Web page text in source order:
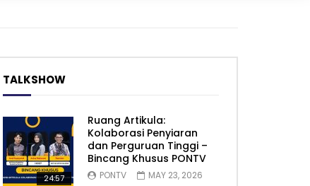
TALKSHOW
24:57
Ruang Artikula:
Kolaborasi Penyiaran
dan Perguruan Tinggi –
Bincang Khusus PONTV
PONTV MAY 23, 2026